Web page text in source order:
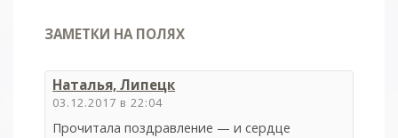
ЗАМЕТКИ НА ПОЛЯХ
Наталья, Липецк
03.12.2017 в 22:04
Прочитала поздравление — и сердце